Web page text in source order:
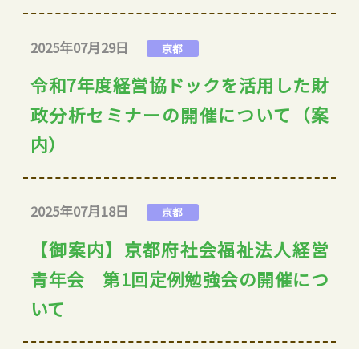
2025年07月29日 京都
令和7年度経営協ドックを活用した財
政分析セミナーの開催について（案
内）
2025年07月18日 京都
【御案内】京都府社会福祉法人経営
青年会 第1回定例勉強会の開催につ
いて